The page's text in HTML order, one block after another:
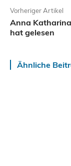
Vorheriger Artikel
Anna
hat gelesen
Ähnliche